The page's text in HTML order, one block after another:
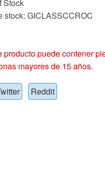
Stock
stock: GICLASSCCROC
puede contener
mayores de 15 años.
Reddit